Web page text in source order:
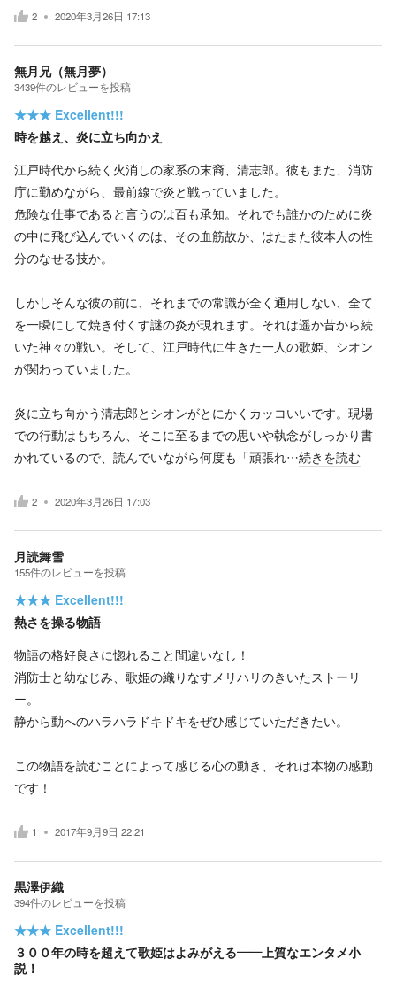
2 2020年3月26日 17:13
無月兄（無月夢）
3439件のレビューを投稿
★★★ Excellent!!!
時を越え、炎に立ち向かえ
江戸時代から続く火消しの家系の末裔、清志郎。彼もまた、消防
庁に勤めながら、最前線で炎と戦っていました。
危険な仕事であると言うのは百も承知。それでも誰かのために炎
の中に飛び込んでいくのは、その血筋故か、はたまた彼本人の性
分のなせる技か。
しかしそんな彼の前に、それまでの常識が全く通用しない、全て
を一瞬にして焼き付くす謎の炎が現れます。それは遥か昔から続
いた神々の戦い。そして、江戸時代に生きた一人の歌姫、シオン
が関わっていました。
炎に立ち向かう清志郎とシオンがとにかくカッコいいです。現場
での行動はもちろん、そこに至るまでの思いや執念がしっかり書
かれているので、読んでいながら何度も「頑張れ…続きを読む
2 2020年3月26日 17:03
月読舞雪
155件のレビューを投稿
★★★ Excellent!!!
熱さを操る物語
物語の格好良さに惚れること間違いなし！
消防士と幼なじみ、歌姫の織りなすメリハリのきいたストーリ
ー。
静から動へのハラハラドキドキをぜひ感じていただきたい。
この物語を読むことによって感じる心の動き、それは本物の感動
です！
1 2017年9月9日 22:21
黒澤伊織
394件のレビューを投稿
★★★ Excellent!!!
３００年の時を超えて歌姫はよみがえる――上質なエンタメ小
説！